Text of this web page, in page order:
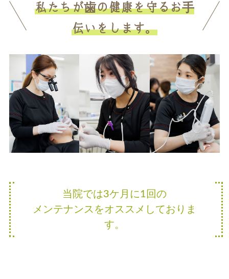
私たちが歯の健康を守るお手
伝いをします。
当院では3ケ月に1回の
メンテナンスをオススメしておりま
す。